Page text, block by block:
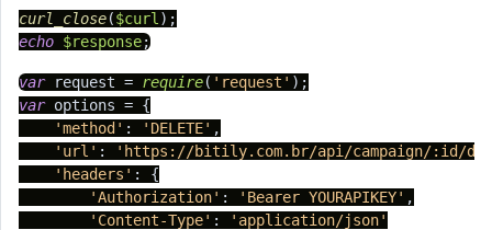
curl_close($curl
echo $response;
var request = require( 'request'
var options = {
'method' : 'DELETE' ,
'url' :
'https://bitily.com.br/api/campaign/:id/
'headers' : {
'Authorization' : 'Bearer YOURAPIKEY' ,
'Content-Type' :
'application/json'